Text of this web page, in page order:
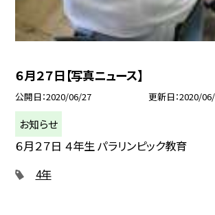
６月２７日【写真ニュース】
公開日 2020/06/27 更新日 2020/
お知らせ
６月２７日 ４年生 パラリンピック教育
4年